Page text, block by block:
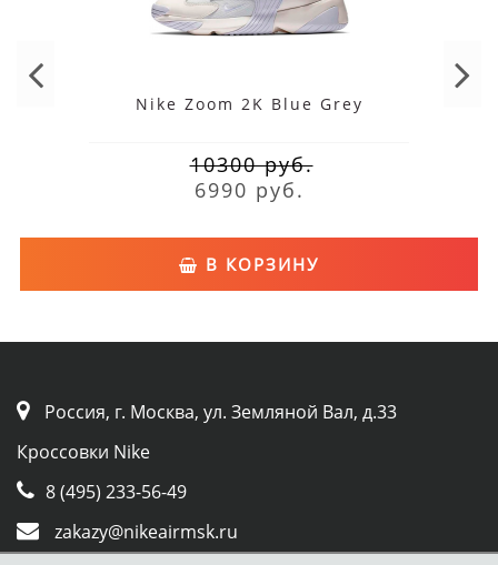
Nike Zoom 2K Blue Grey
10300 руб.
6990 руб.
В КОРЗИНУ
Россия, г. Москва, ул. Земляной Вал, д.33
Кроссовки Nike
8 (495) 233-56-49
zakazy@nikeairmsk.ru